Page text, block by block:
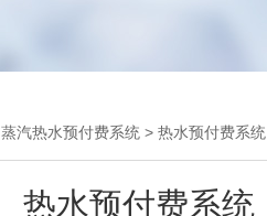
蒸汽热水预付费系统 > 热水预付费系统
热水预付费系统